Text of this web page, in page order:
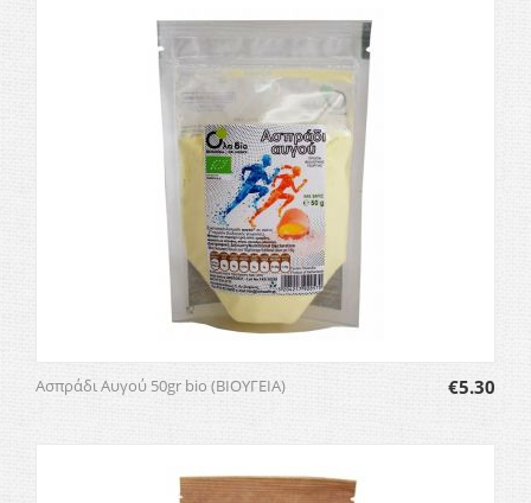
Ασπράδι Αυγού 50gr bio (ΒΙΟΥΓΕΙΑ) €5.30